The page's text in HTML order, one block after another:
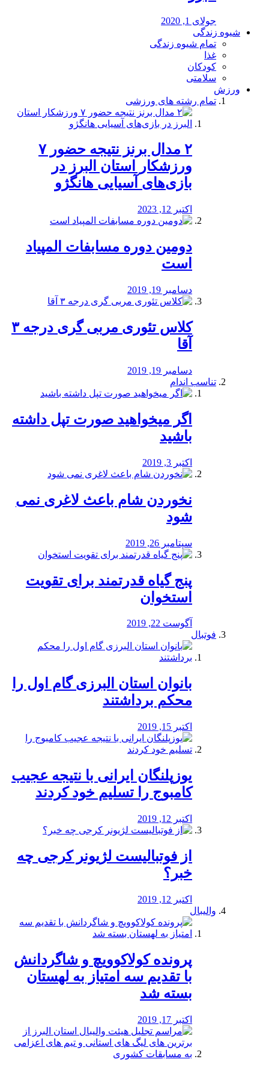
جولای 1, 2020
شیوه زندگی
تمام شیوه زندگی
غذا
کودکان
سلامتی
ورزش
تمام رشته های ورزشی
۲ مدال برنز نتیجه حضور ۷
ورزشکار استان البرز در
بازی‌های آسیایی هانگژو
اکتبر 12, 2023
دومین دوره مسابفات المپیاد
است
دسامبر 19, 2019
کلاس تئوری مربی گری درجه ۳
آقا
دسامبر 19, 2019
تناسب اندام
اگر میخواهید صورت تپل داشته
باشید
اکتبر 3, 2019
نخوردن شام باعث لاغری نمی
‌شود
سپتامبر 26, 2019
پنج گیاه قدرتمند برای تقویت
استخوان
آگوست 22, 2019
فوتبال
بانوان استان البرزی گام اول را
محكم برداشتند
اکتبر 15, 2019
یوزپلنگان ایرانی با نتیجه عجیب
کامبوج را تسلیم خود کردند
اکتبر 12, 2019
از فوتبالیست لژیونر کرجی چه
خبر؟
اکتبر 12, 2019
والیبال
پرونده کولاکوویچ و شاگردانش
با تقدیم سه امتیاز به لهستان
بسته شد
اکتبر 17, 2019